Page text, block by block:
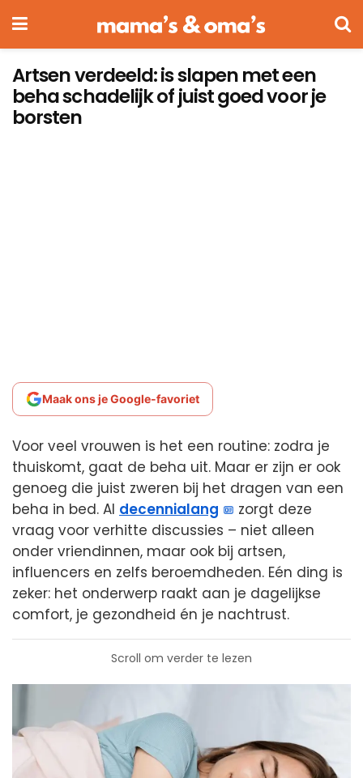
Artsen verdeeld: is slapen met een
beha schadelijk of juist goed voor je
borsten
Maak ons je Google-favoriet
Voor veel vrouwen is het een routine: zodra je
thuiskomt, gaat de beha uit. Maar er zijn er ook
genoeg die juist zweren bij het dragen van een
beha in bed. Al decennialang
zorgt deze
vraag voor verhitte discussies – niet alleen
onder vriendinnen, maar ook bij artsen,
influencers en zelfs beroemdheden. Eén ding is
zeker: het onderwerp raakt aan je dagelijkse
comfort, je gezondheid én je nachtrust.
Scroll om verder te lezen